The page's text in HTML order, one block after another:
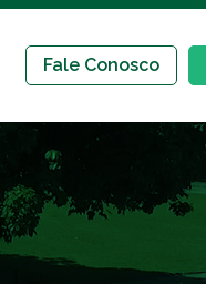
Fale Conosco